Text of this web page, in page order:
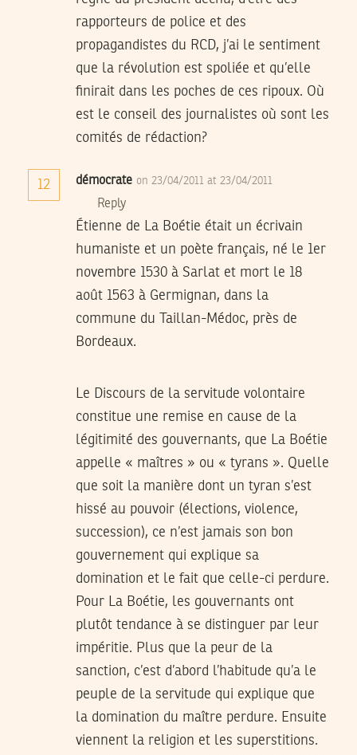
rapporteurs de police et des
propagandistes du RCD, j’ai le sentiment
que la révolution est spoliée et qu’elle
finirait dans les poches de ces ripoux. Où
est le conseil des journalistes où sont les
comités de rédaction?
12 démocrate on 23/04/2011 at 23/04/2011
Reply
Étienne de La Boétie était un écrivain
humaniste et un poète français, né le 1er
novembre 1530 à Sarlat et mort le 18
août 1563 à Germignan, dans la
commune du Taillan-Médoc, près de
Bordeaux.
Le Discours de la servitude volontaire
constitue une remise en cause de la
légitimité des gouvernants, que La Boétie
appelle « maîtres » ou « tyrans ». Quelle
que soit la manière dont un tyran s’est
hissé au pouvoir (élections, violence,
succession), ce n’est jamais son bon
gouvernement qui explique sa
domination et le fait que celle-ci perdure.
Pour La Boétie, les gouvernants ont
plutôt tendance à se distinguer par leur
impéritie. Plus que la peur de la
sanction, c’est d’abord l’habitude qu’a le
peuple de la servitude qui explique que
la domination du maître perdure. Ensuite
viennent la religion et les superstitions.